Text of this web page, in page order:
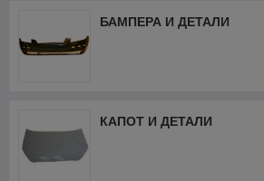
БАМПЕРА И ДЕТАЛИ
КАПОТ И ДЕТАЛИ